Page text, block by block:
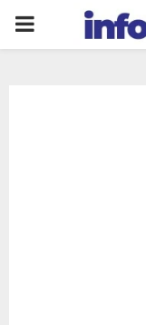
PRIMARY